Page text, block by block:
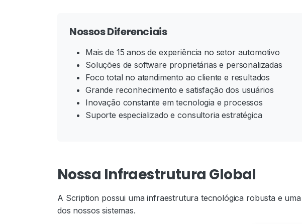
Nossos Diferenciais
Mais de 15 anos de experiência no setor automotivo
Soluções de software proprietárias e personalizadas
Foco total no atendimento ao cliente e resultados
Grande reconhecimento e satisfação dos usuários
Inovação constante em tecnologia e processos
Suporte especializado e consultoria estratégica
Nossa Infraestrutura Global
A Scription possui uma infraestrutura tecnológica robusta e
dos nossos sistemas.